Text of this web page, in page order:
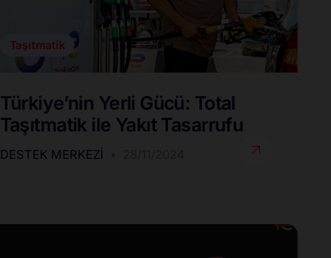
Taşıtmatik
Türkiye’nin Yerli Gücü: Total
Taşıtmatik ile Yakıt Tasarrufu
DESTEK MERKEZI